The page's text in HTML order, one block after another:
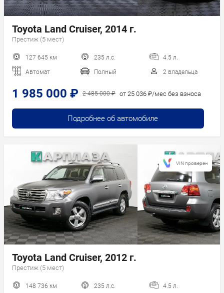
Toyota Land Cruiser, 2014 г.
Престиж (5 мест)
127 645 км 235 л.с. 4.5 л.
Автомат Полный 2 владельца
1 985 000 ₽ 2 485 000 ₽ от 25 036 ₽/мес без взноса
Подробнее об автомобиле
Toyota Land Cruiser, 2012 г.
Престиж (5 мест)
148 736 км 235 л.с. 4.5 л.
VIN проверен